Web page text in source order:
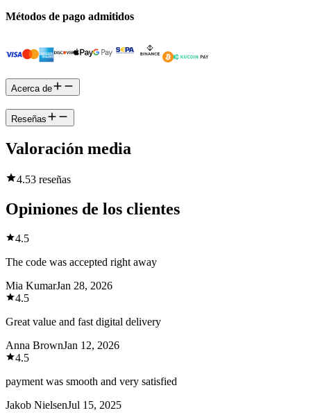
Métodos de pago admitidos
Acerca de
Reseñas
Valoración media
4.53 reseñas
Opiniones de los clientes
4.5
The code was accepted right away
Mia KumarJan 28, 2026
4.5
Great value and fast digital delivery
Anna BrownJan 12, 2026
4.5
payment was smooth and very satisfied
Jakob NielsenJul 15, 2025